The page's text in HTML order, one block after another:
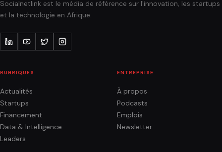
Socialnetlink est le média de référence sur l'innovation, les startups
et la technologie en Afrique.
RUBRIQUES
Actualités
Startups
Financement
Data & Intelligence
Leaders
ENTREPRISE
À propos
Podcasts
Emplois
Newsletter